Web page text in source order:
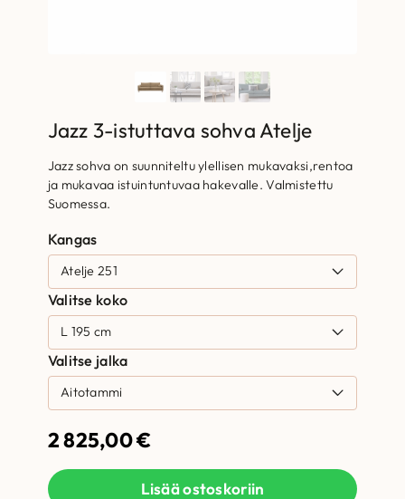
Jazz 3-istuttava sohva Atelje
Jazz sohva on suunniteltu ylellisen mukavaksi,rentoa
ja mukavaa istuintuntuvaa hakevalle. Valmistettu
Suomessa.
Kangas
Valitse koko
Valitse jalka
2 825,00€
Lisää ostoskoriin